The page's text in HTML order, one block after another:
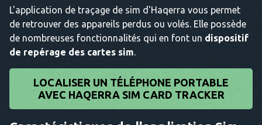
L'application de traçage de sim d'Haqerra vous permet
de retrouver des appareils perdus ou volés. Elle possède
de nombreuses fonctionnalités qui en font un dispositif
de repérage des cartes sim.
LOCALISER UN TÉLÉPHONE PORTABLE
AVEC HAQERRA SIM CARD TRACKER